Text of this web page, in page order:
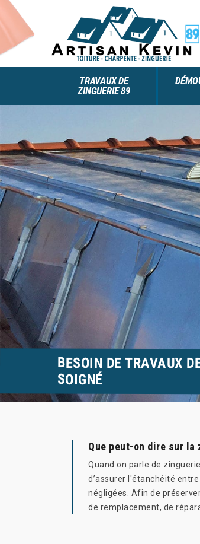
TRAVAUX DE
ZINGUERIE 89
BESOIN DE TRAVAUX
SOIGNÉ
Que peut-on dire sur la
Quand on parle de
d’assurer l'étanchéité
négligées. Afin de
de remplacement, de